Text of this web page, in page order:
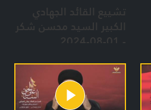
تشييع القائد الجهادي
الكبير السيد محسن شكر